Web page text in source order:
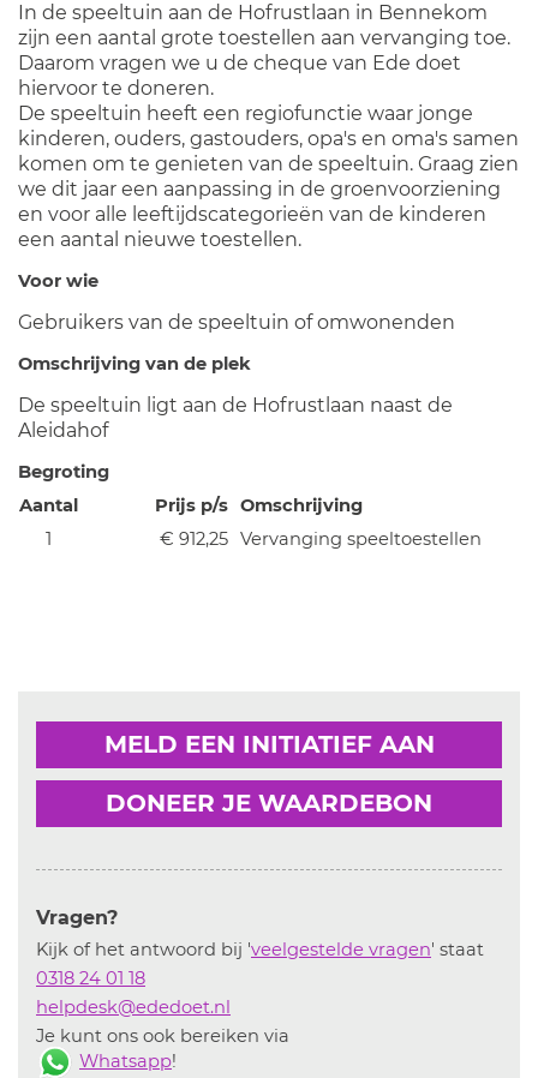
In de speeltuin aan de Hofrustlaan in Bennekom
zijn een aantal grote toestellen aan vervanging toe.
Daarom vragen we u de cheque van Ede doet
hiervoor te doneren.
De speeltuin heeft een regiofunctie waar jonge
kinderen, ouders, gastouders, opa's en oma's samen
komen om te genieten van de speeltuin. Graag zien
we dit jaar een aanpassing in de groenvoorziening
en voor alle leeftijdscategorieën van de kinderen
een aantal nieuwe toestellen.
Voor wie
Gebruikers van de speeltuin of omwonenden
Omschrijving van de plek
De speeltuin ligt aan de Hofrustlaan naast de
Aleidahof
Begroting
Aantal
Prijs p/s Omschrijving
1
€ 912,25 Vervanging speeltoestellen
MELD EEN INITIATIEF AAN
DONEER JE WAARDEBON
Vragen?
Kijk of het antwoord bij 'veelgestelde vragen' staat
0318 24 01 18
helpdesk@ededoet.nl
Je kunt ons ook bereiken via
Whatsapp!